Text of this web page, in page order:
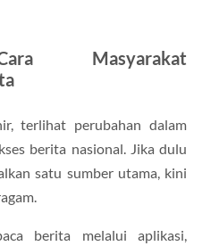
Masyarakat
terlihat perubahan dalam
berita nasional. Jika dulu
satu sumber utama, kini
berita melalui aplikasi,